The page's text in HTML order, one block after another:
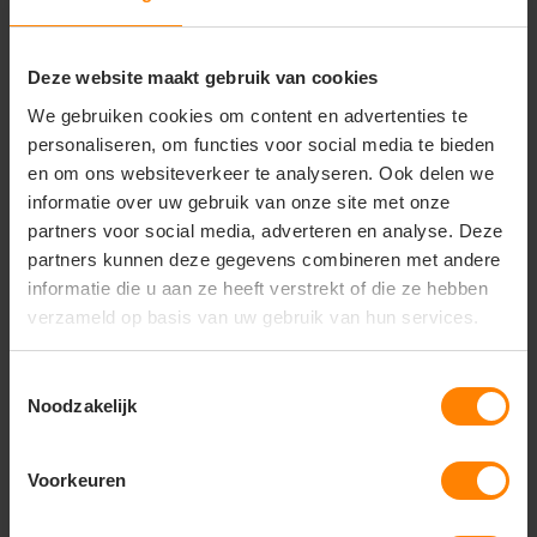
Deze website maakt gebruik van cookies
We gebruiken cookies om content en advertenties te
personaliseren, om functies voor social media te bieden
en om ons websiteverkeer te analyseren. Ook delen we
informatie over uw gebruik van onze site met onze
partners voor social media, adverteren en analyse. Deze
partners kunnen deze gegevens combineren met andere
informatie die u aan ze heeft verstrekt of die ze hebben
verzameld op basis van uw gebruik van hun services.
Noodzakelijk
Voorkeuren
Belangrijkste kenmerken
Stofgewicht: 140 g/m²
Biokwaliteit, extra zacht
Mouwloos model (tanktop)
Medium fit
Zijnaden voor optimale pasvorm
Glad oppervlak voor scherpe prints
Ademend en licht
No label (ideaal voor rebranding)
op met onze
klantenservice
call +31(0)418 511 972